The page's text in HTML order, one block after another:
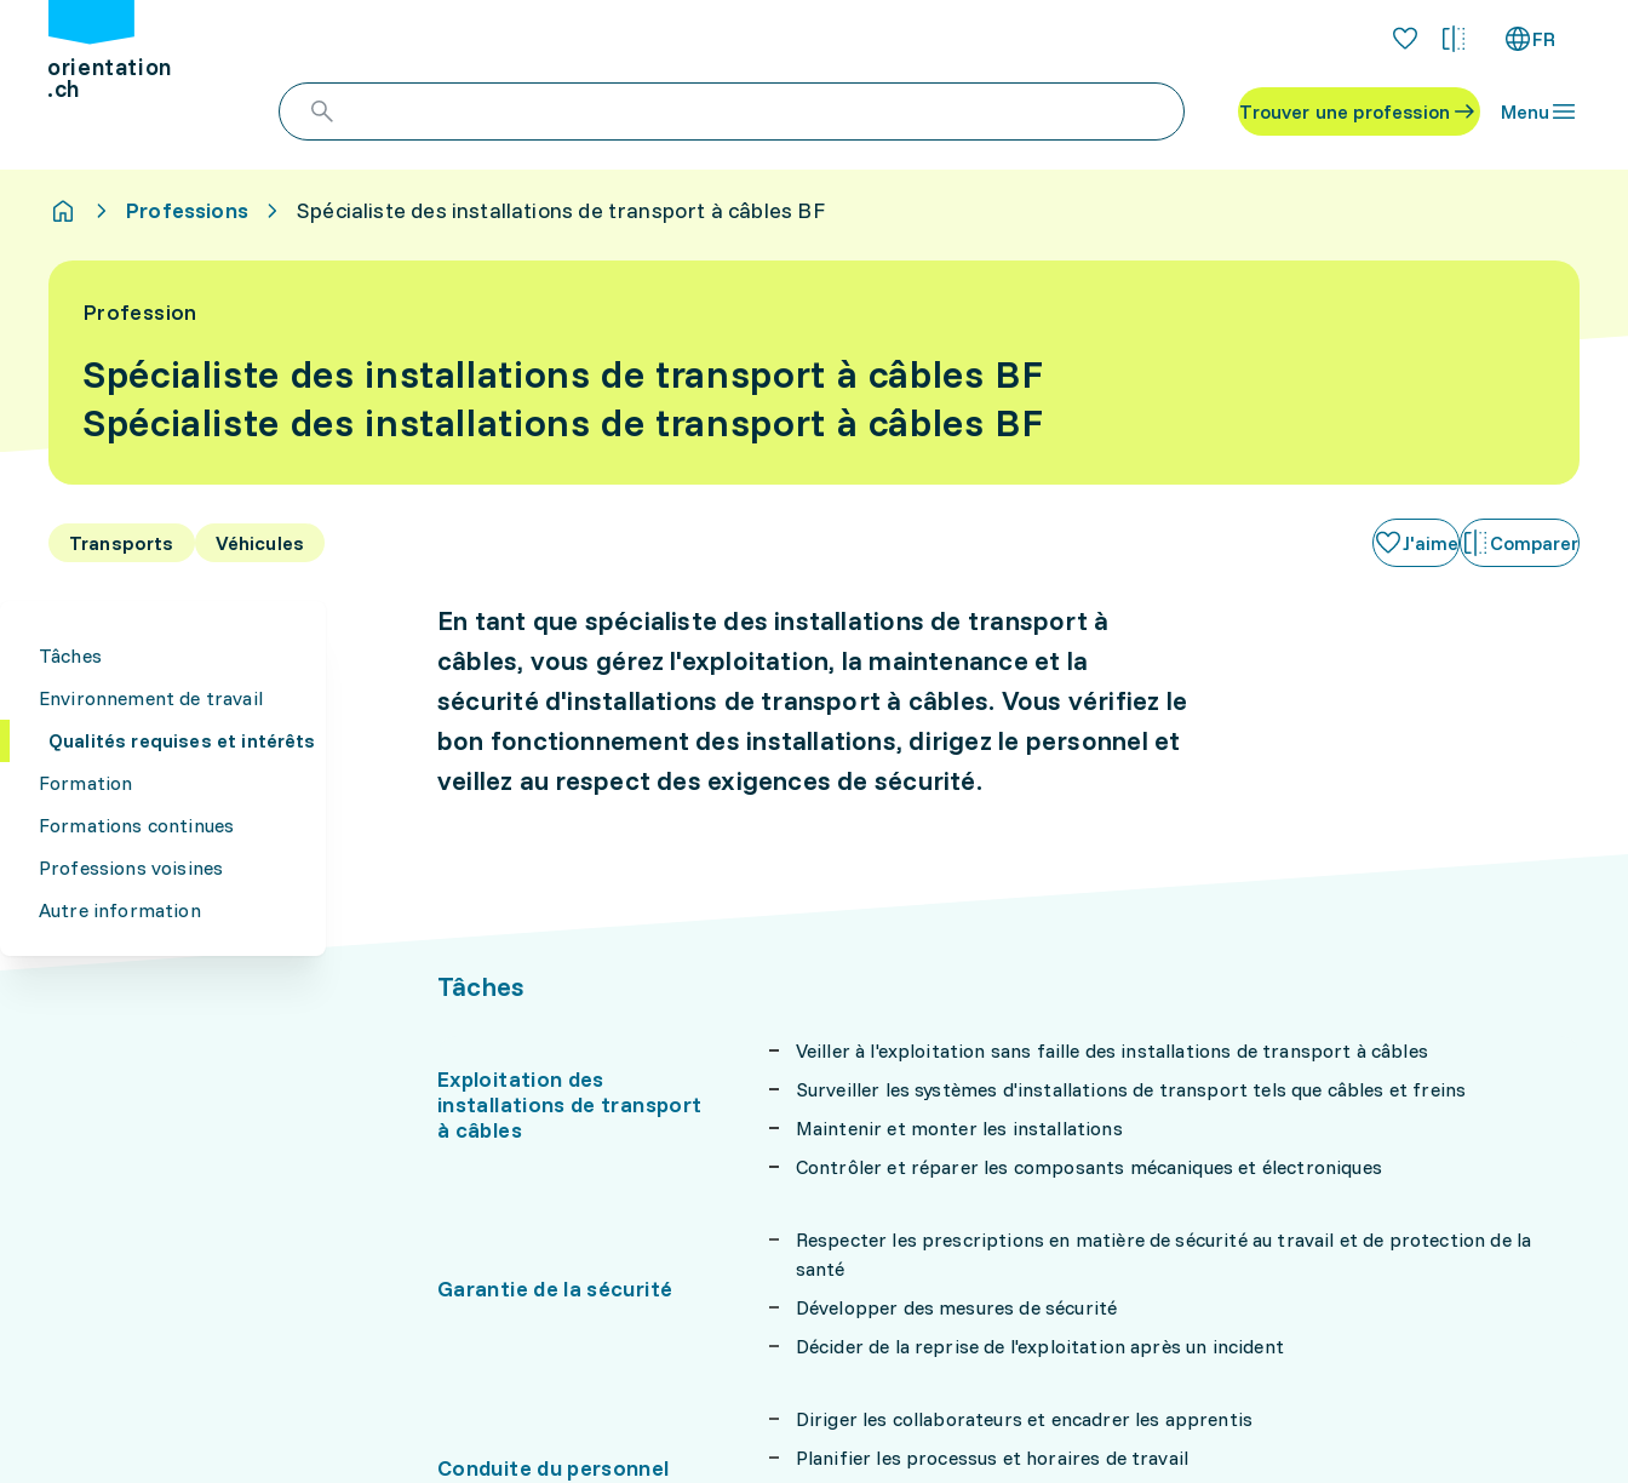
orientation
.ch
FR
Trouver une profession Menu
Professions Spécialiste des installations de transport à câbles BF
Profession
Spécialiste des installations de transport à câbles BF
Spécialiste des installations de transport à câbles BF
Transports Véhicules J'aime Comparer
Tâches
Environnement de travail
Qualités requises et intérêts
Formation
Formations continues
Professions voisines
Autre information
En tant que spécialiste des installations de transport à
câbles, vous gérez l'exploitation, la maintenance et la
sécurité d'installations de transport à câbles. Vous vérifiez le
bon fonctionnement des installations, dirigez le personnel et
veillez au respect des exigences de sécurité.
Tâches
Exploitation des
installations de transport
à câbles
Veiller à l'exploitation sans faille des installations de transport à câbles
Surveiller les systèmes d'installations de transport tels que câbles et freins
Maintenir et monter les installations
Contrôler et réparer les composants mécaniques et électroniques
Garantie de la sécurité
Respecter les prescriptions en matière de sécurité au travail et de protection de la
santé
Développer des mesures de sécurité
Décider de la reprise de l'exploitation après un incident
Conduite du personnel
Diriger les collaborateurs et encadrer les apprentis
Planifier les processus et horaires de travail